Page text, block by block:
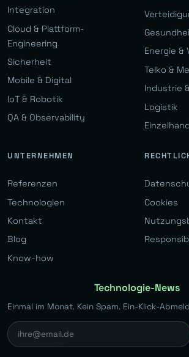
Integration
Cloud & Plattform-
Engineering
Sicherheit
Mobile & Digital
IoT & Robotik
QA & Observability
Energie &
Telko &
Industrie
Logistik
UNTERNEHMEN
Referenzen
Technologien
Kontakt
Blog
Know-how
Cookies
Technologie-News
Einmal im Monat. Kein Spam. Ein-Klick-